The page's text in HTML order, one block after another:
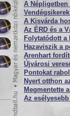
A
A Kisvárda
Az ÉRD és a
Folytatódott
Hazaviszik a
Arenhart
Újvárosi
Pontokat
Nyert otthon
Megmentette
Az